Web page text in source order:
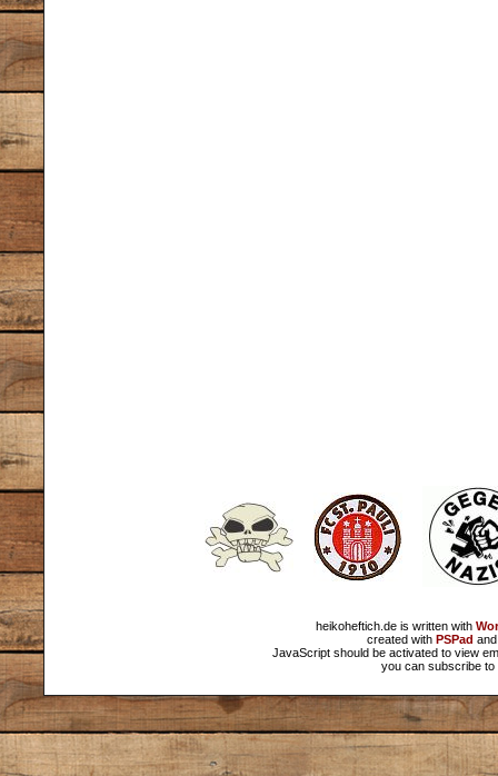
heikoheftich.de is written with
created with PSPad
JavaScript should be activated to view
you can subscribe